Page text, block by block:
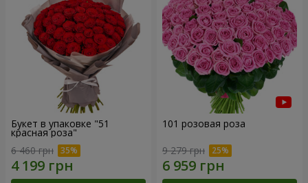
Букет в упаковке "51
красная роза"
6 460 грн
101 розовая роза
9 279 грн